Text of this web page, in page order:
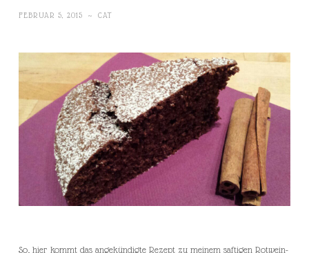
FEBRUAR 5, 2015 ~ CAT
So, hier kommt das angekündigte Rezept zu meinem saftigen Rotwein-